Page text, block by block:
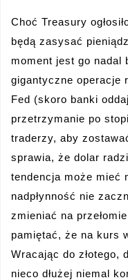
Choć Treasury
będą zasysać
moment jest go nadal
gigantyczne operacje
Fed (skoro banki
przetrzymanie po
traderzy, aby
sprawia, że dolar
tendencja może mieć
nadpłynność nie
zmieniać na
pamiętać, że na kurs
Wracając do złotego,
nieco dłużej niemal